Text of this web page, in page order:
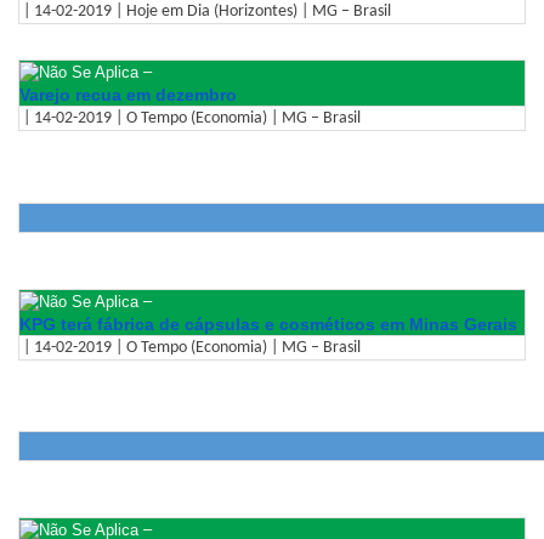
| 14-02-2019 | Hoje em Dia (Horizontes) | MG – Brasil
–
Varejo recua em dezembro
| 14-02-2019 | O Tempo (Economia) | MG – Brasil
–
KPG terá fábrica de cápsulas e cosméticos em Minas Gerais
| 14-02-2019 | O Tempo (Economia) | MG – Brasil
–